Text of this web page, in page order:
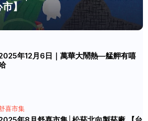
】
年12月6日｜萬華大鬧熱—艋舺有嘻
喜市集